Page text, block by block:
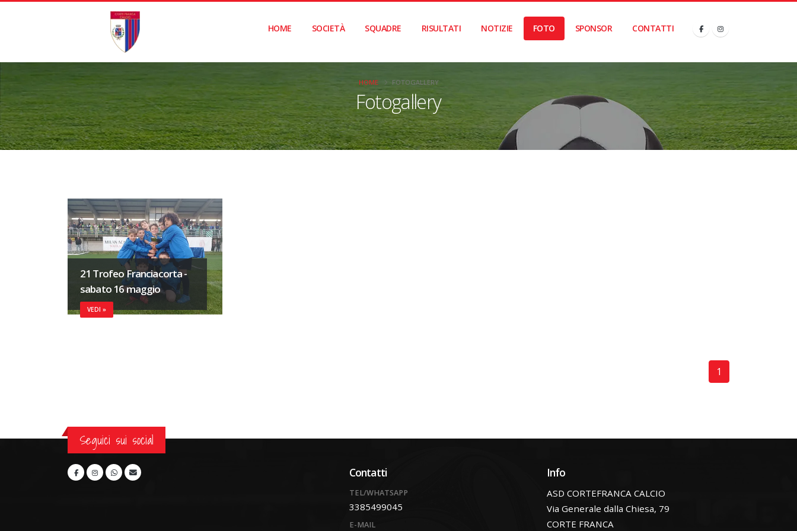
HOME SOCIETÀ SQUADRE RISULTATI NOTIZIE FOTO SPONSOR CONTATTI
Fotogallery
HOME FOTOGALLERY
21 Trofeo Franciacorta -
sabato 16 maggio
VEDI »
1
Seguici sui social
Contatti
TEL/WHATSAPP
3385499045
E-MAIL
Info
ASD CORTEFRANCA CALCIO
Via Generale dalla Chiesa, 79
CORTE FRANCA